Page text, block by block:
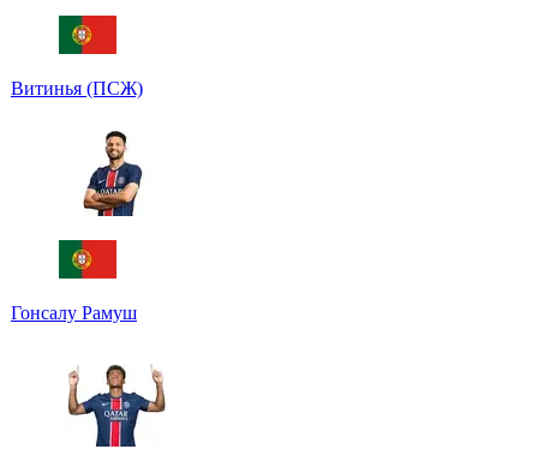
Витинья (ПСЖ)
Гонсалу Рамуш